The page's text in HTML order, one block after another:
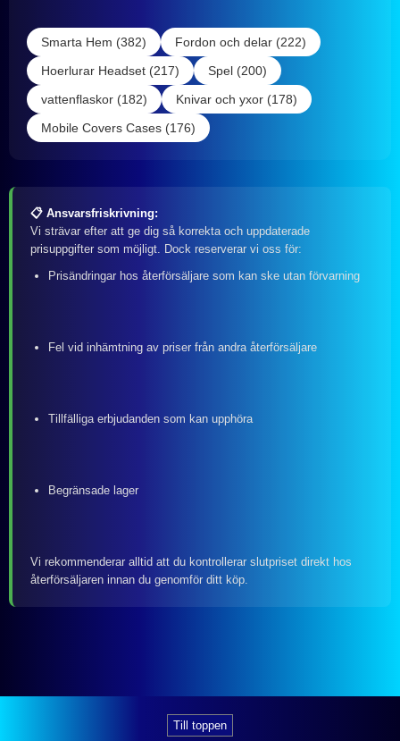
Smarta Hem (382)
Fordon och delar (222)
Hoerlurar Headset (217)
Spel (200)
vattenflaskor (182)
Knivar och yxor (178)
Mobile Covers Cases (176)
📋 Ansvarsfriskrivning:
Vi strävar efter att ge dig så korrekta och uppdaterade
prisuppgifter som möjligt. Dock reserverar vi oss för:
Prisändringar hos återförsäljare som kan ske utan förvarning
Fel vid inhämtning av priser från andra återförsäljare
Tillfälliga erbjudanden som kan upphöra
Begränsade lager
Vi rekommenderar alltid att du kontrollerar slutpriset direkt hos
återförsäljaren innan du genomför ditt köp.
Till toppen